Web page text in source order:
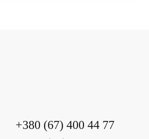
+380 (67) 400 44 77